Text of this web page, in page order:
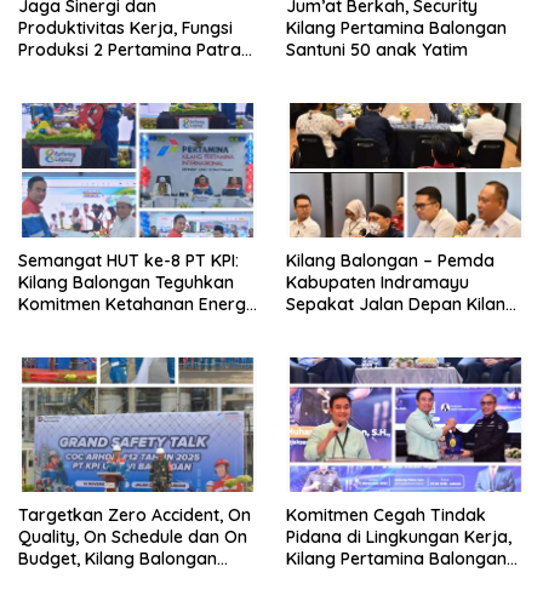
Jaga Sinergi dan
Produktivitas Kerja, Fungsi
Produksi 2 Pertamina Patra
Jum’at Berkah, Security
Kilang Pertamina Balongan
Santuni 50 anak Yatim
Semangat HUT ke-8 PT KPI:
Kilang Balongan Teguhkan
Komitmen Ketahanan Energi
Yayasan Pendidikan
Kilang Balongan – Pemda
Kabupaten Indramayu
Sepakat Jalan Depan Kilang
Sukaurip-Sukareja
Targetkan Zero Accident, On
Quality, On Schedule dan On
Budget, Kilang Balongan
Komitmen Cegah Tindak
Pidana di Lingkungan Kerja,
Kilang Pertamina Balongan